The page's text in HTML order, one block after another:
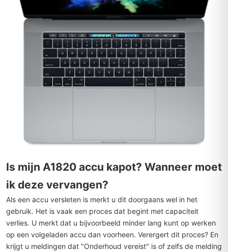
Is mijn A1820 accu kapot? Wanneer moet
ik deze vervangen?
Als een accu versleten is merkt u dit doorgaans wel in het
gebruik. Het is vaak een proces dat begint met capaciteit
verlies. U merkt dat u bijvoorbeeld minder lang kunt op werken
op een volgeladen accu dan voorheen. Verergert dit proces? En
krijgt u meldingen dat "Onderhoud vereist" is of zelfs de melding